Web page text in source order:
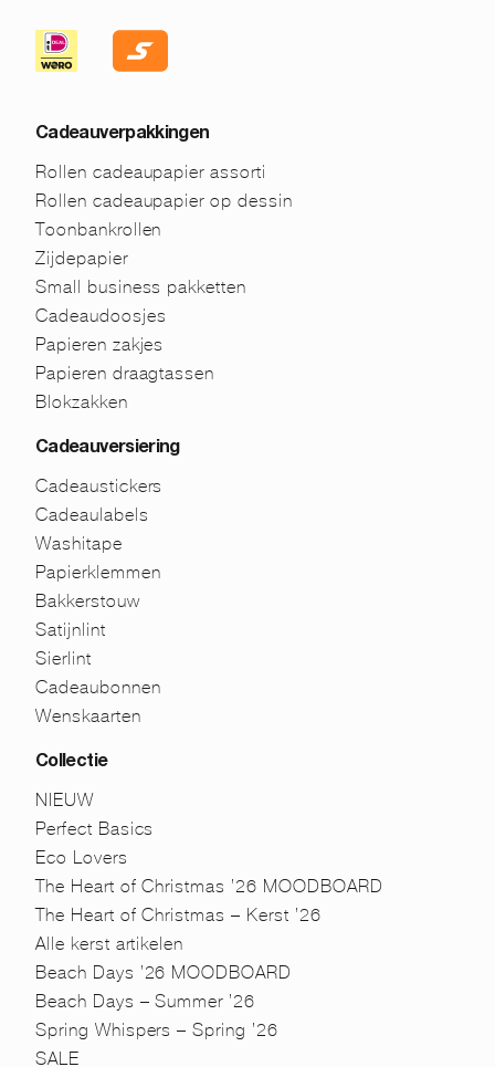
Cadeauverpakkingen
Rollen cadeaupapier assorti
Rollen cadeaupapier op dessin
Toonbankrollen
Zijdepapier
Small business pakketten
Cadeaudoosjes
Papieren zakjes
Papieren draagtassen
Blokzakken
Cadeauversiering
Cadeaustickers
Cadeaulabels
Washitape
Papierklemmen
Bakkerstouw
Satijnlint
Sierlint
Cadeaubonnen
Wenskaarten
Collectie
NIEUW
Perfect Basics
Eco Lovers
The Heart of Christmas ’26 MOODBOARD
The Heart of Christmas – Kerst ’26
Alle kerst artikelen
Beach Days ’26 MOODBOARD
Beach Days – Summer ’26
Spring Whispers – Spring ’26
SALE